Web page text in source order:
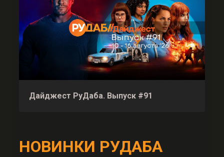
Дайджест РуДаба. Выпуск #91
НОВИНКИ РУДАБА